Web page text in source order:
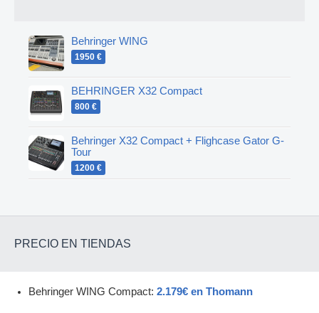
Behringer WING
1950 €
BEHRINGER X32 Compact
800 €
Behringer X32 Compact + Flighcase Gator G-
Tour
1200 €
PRECIO EN TIENDAS
Behringer WING Compact: 2.179€ en Thomann